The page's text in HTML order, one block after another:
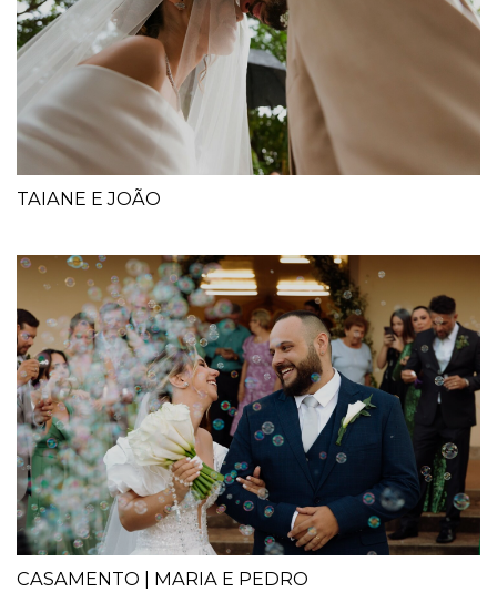
TAIANE E JOÃO
CASAMENTO | MARIA E PEDRO